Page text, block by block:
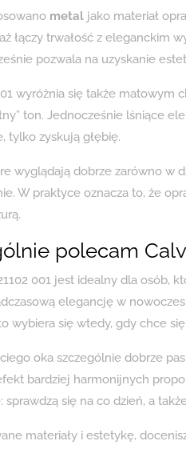
metal jako materiał
łączy trwałość z eleganckim
pozwala na uzyskanie
wyróżnia się także matowym
ton. Jednocześnie lśniące
tylko zyskują głębię.
wyglądają dobrze zarówno w
W praktyce oznacza to, że
polecam
001 jest idealny dla osób,
elegancję w
wybiera się wtedy, gdy chce
oka szczególnie dobrze
bardziej harmonijnych
się na co dzień, a
materiały i estetykę,